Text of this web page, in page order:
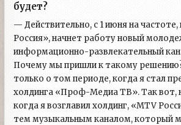
будет?
— Действительно, с 1 июня на
Россия», начнет работу новый
информационно-развлекательный
Почему мы пришли к такому
только о том периоде, когда я стал
холдинга «Проф-Медиа ТВ». Так вот,
когда я возглавил холдинг, «MTV
тем музыкальным каналом, который